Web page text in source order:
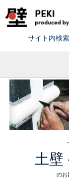
サイト内検索
土壁
のお